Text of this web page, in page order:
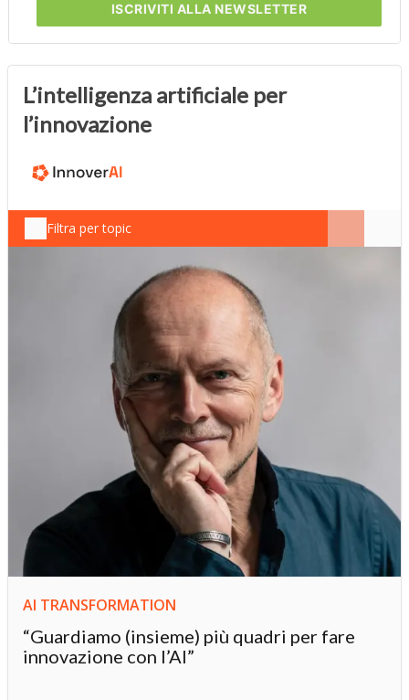
ISCRIVITI ALLA NEWSLETTER
L’intelligenza artificiale per
l’innovazione
Filtra per topic
AI TRANSFORMATION
“Guardiamo (insieme) più quadri per fare
innovazione con l’AI”